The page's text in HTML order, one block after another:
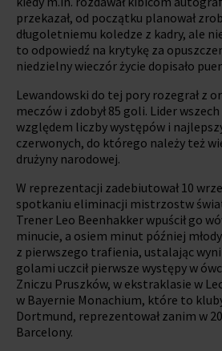
przekazał, od początku planował
długoletniemu koledze z kadry, ale
to odpowiedź na krytykę za
niedzielny wieczór życie dopisało
Lewandowski do tej pory rozegrał z
meczów i zdobył 85 goli. Lider
względem liczby występów i
czerwonych, do którego należy też
drużyny narodowej.
W reprezentacji zadebiutował 10
spotkaniu eliminacji mistrzostw
Trener Leo Beenhakker wpuścił go
minucie, a osiem minut później
z pierwszego trafienia, ustalając
golami uczcił pierwsze występy w
Zniczu Pruszków, w ekstraklasie w
w Bayernie Monachium, które to
Dortmund, reprezentował zanim w
Barcelony.